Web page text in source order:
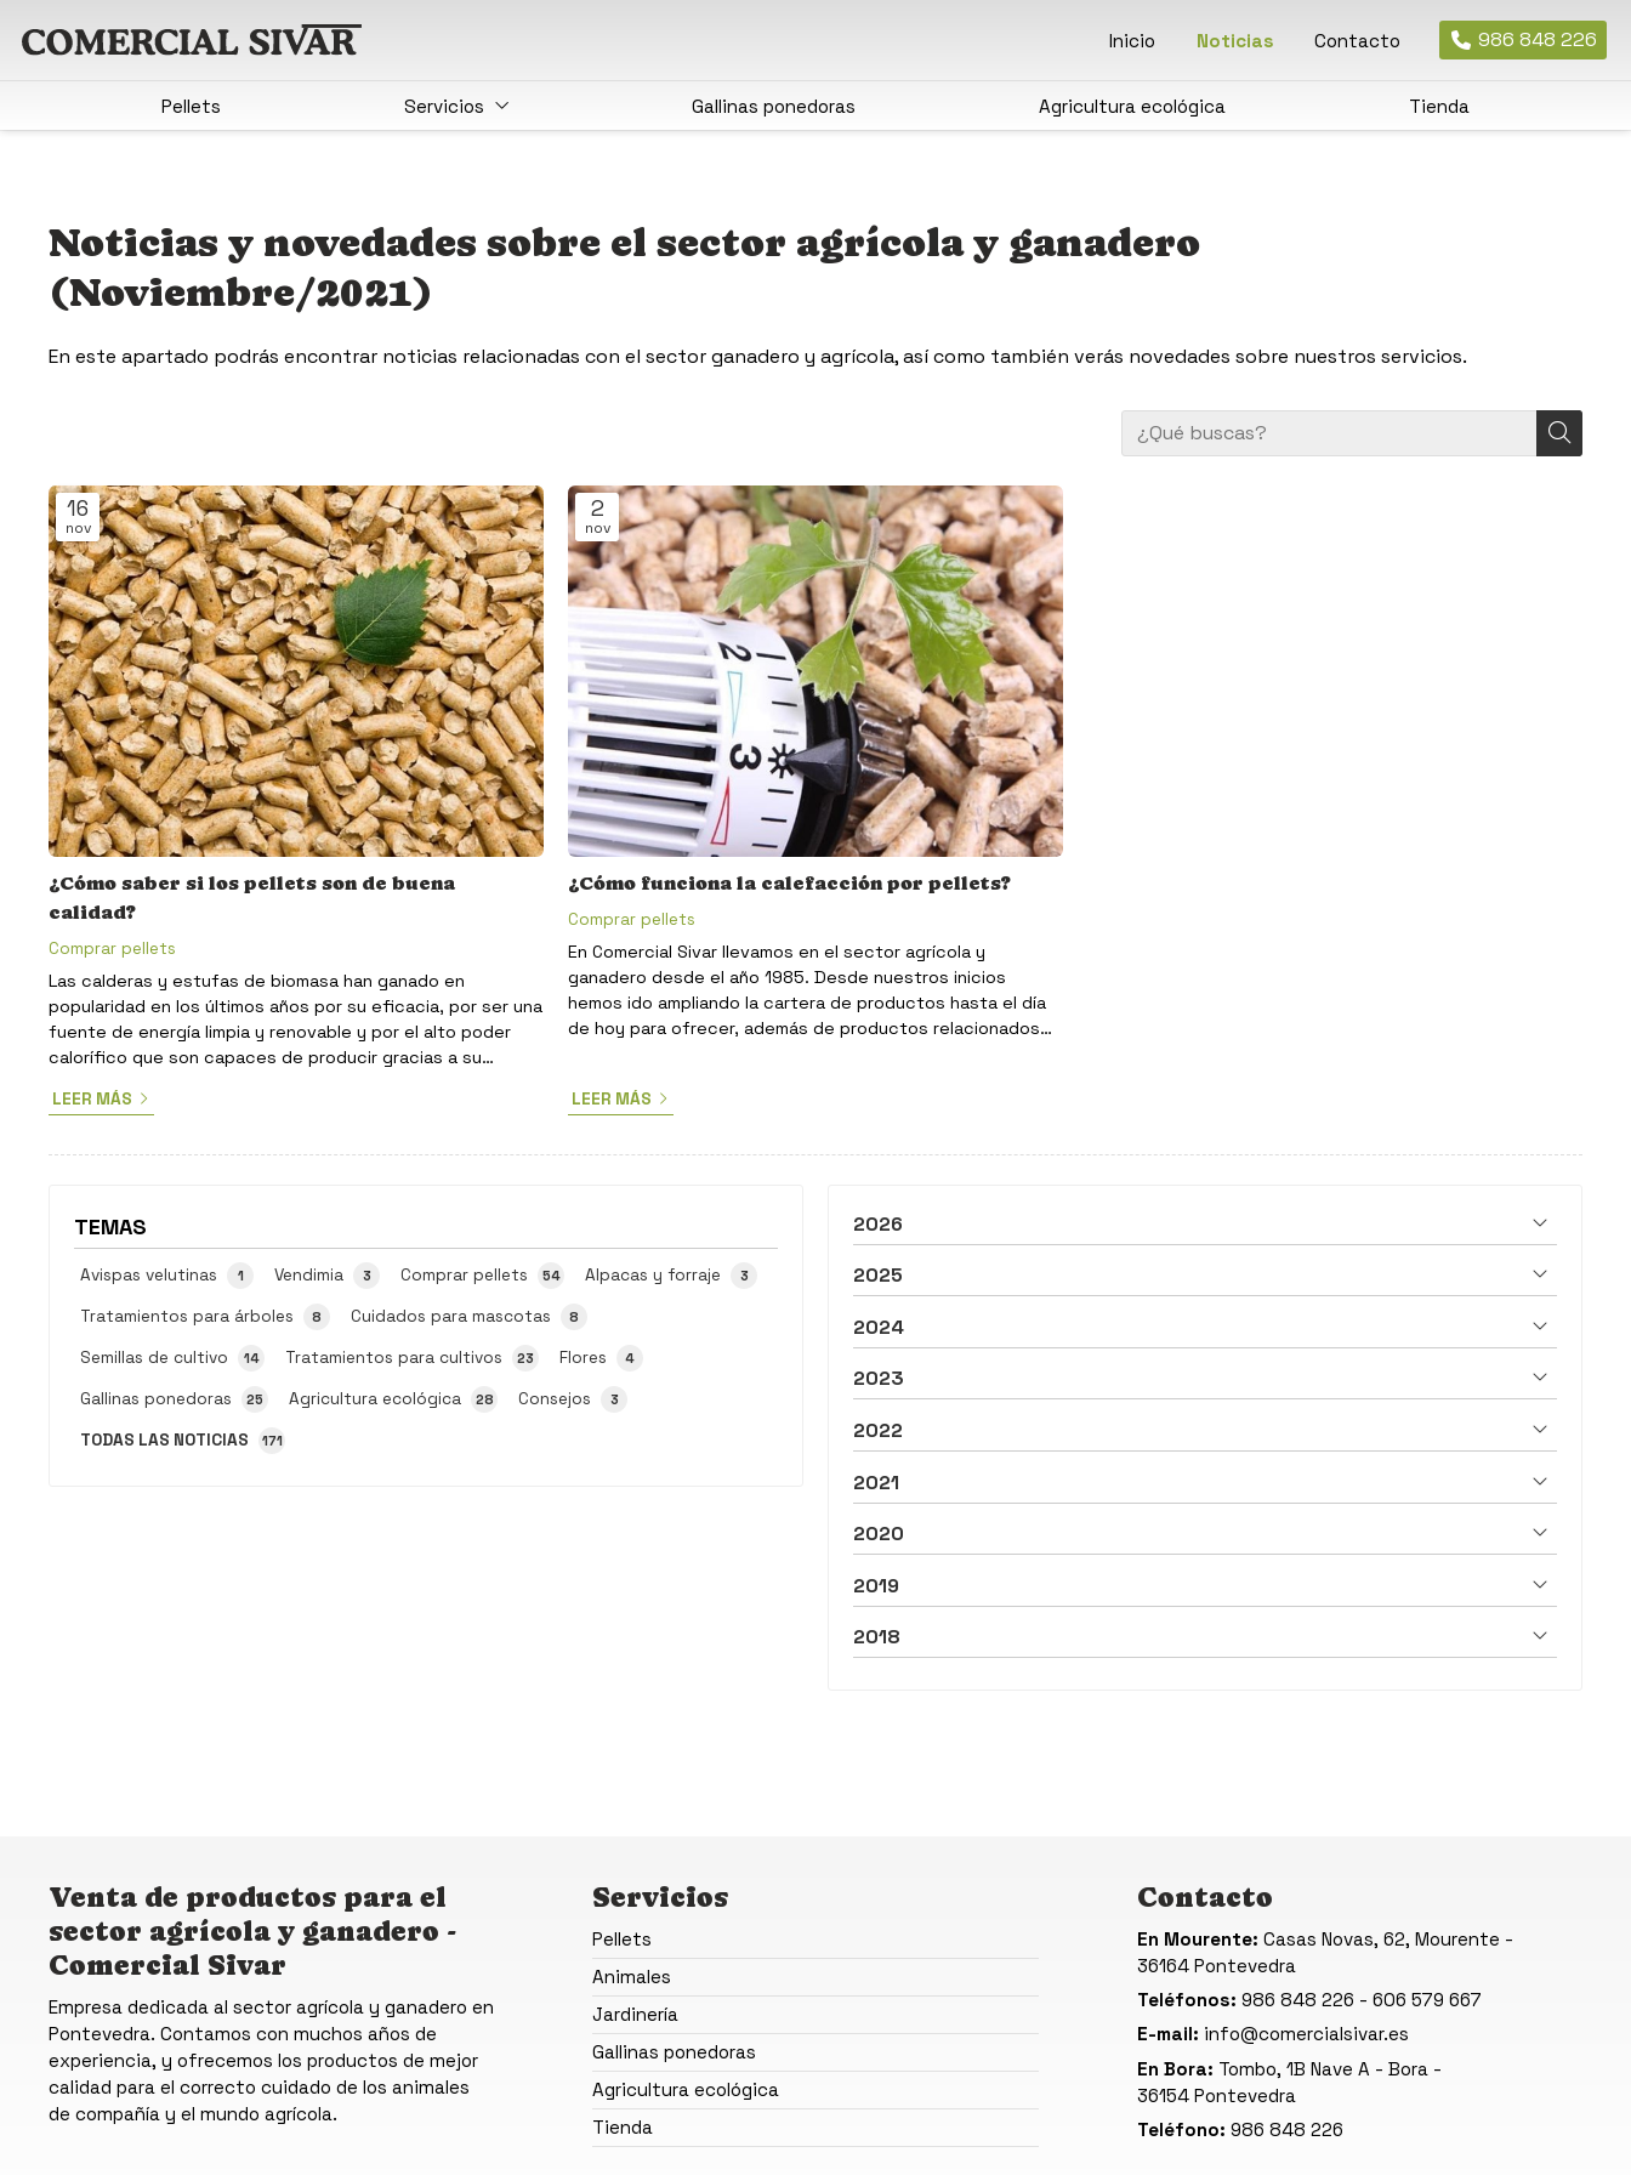
Inicio Noticias Contacto 986 848 226
Pellets Servicios Gallinas ponedoras Agricultura ecológica Tienda
Noticias y novedades sobre el sector agrícola y ganadero
(Noviembre/2021)
En este apartado podrás encontrar noticias relacionadas con el sector ganadero y agrícola, así como también verás novedades sobre nuestros servicios.
TEMAS
TODAS LAS NOTICIAS 171
Avispas velutinas 1 Vendimia 3 Comprar pellets 54 Alpacas y forraje 3
Tratamientos para árboles 8 Cuidados para mascotas 8
Semillas de cultivo 14 Tratamientos para cultivos 23 Flores 4
Gallinas ponedoras 25 Agricultura ecológica 28 Consejos 3
16
nov
¿Cómo saber si los pellets son de buena
calidad?
Comprar pellets
Las calderas y estufas de biomasa han ganado en
popularidad en los últimos años por su eficacia, por ser una
fuente de energía limpia y renovable y por el alto poder
calorífico que son capaces de producir gracias a su
modelos y tipos de pellets en el mercado y no todos son
mejor calidad para obtener el máximo rendimiento de ellos.
LEER MÁS
2
nov
¿Cómo funciona la calefacción por pellets?
Comprar pellets
En Comercial Sivar llevamos en el sector agrícola y
ganadero desde el año 1985. Desde nuestros inicios
hemos ido ampliando la cartera de productos hasta el día
de hoy para ofrecer, además de productos relacionados
llegando el invierno, se nota que el termómetro durante la
valores más fríos. Momento idóneo de que tu casa esté
LEER MÁS
2026
2025
2024
2023
2022
2021
2020
2019
2018
Venta de productos para el
sector agrícola y ganadero -
Comercial Sivar
Empresa dedicada al sector agrícola y ganadero en
Pontevedra. Contamos con muchos años de
experiencia, y ofrecemos los productos de mejor
calidad para el correcto cuidado de los animales
de compañía y el mundo agrícola.
Servicios
Pellets
Animales
Jardinería
Gallinas ponedoras
Agricultura ecológica
Tienda
Contacto
En Mourente: Casas Novas, 62, Mourente -
36164 Pontevedra
Teléfonos: 986 848 226 - 606 579 667
E-mail: info@comercialsivar.es
En Bora: Tombo, 1B Nave A - Bora -
36154 Pontevedra
Teléfono: 986 848 226